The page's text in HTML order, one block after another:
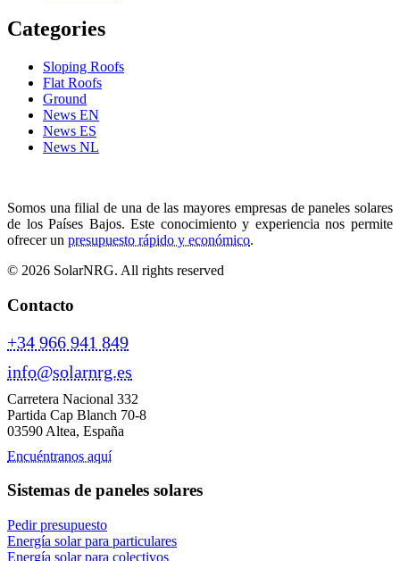
Categories
Sloping Roofs
Flat Roofs
Ground
News EN
News ES
News NL
Somos una filial de una de las mayores empresas de paneles solares
de los Países Bajos. Este conocimiento y experiencia nos permite
ofrecer un presupuesto rápido y económico.
© 2026 SolarNRG. All rights reserved
Contacto
+34 966 941 849
info@solarnrg.es
Carretera Nacional 332
Partida Cap Blanch 70-8
03590 Altea, España
Encuéntranos aquí
Sistemas de paneles solares
Pedir presupuesto
Energía solar para particulares
Energía solar para colectivos